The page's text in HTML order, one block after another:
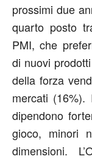
prossimi due
quarto posto
PMI, che
di nuovi
della forza
mercati
dipendono
gioco, minori
dimensioni.